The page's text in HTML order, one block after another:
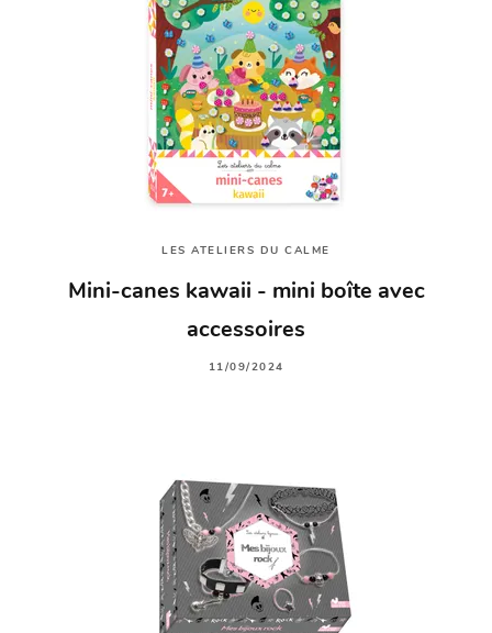
LES ATELIERS DU CALME
Mini-canes kawaii - mini boîte avec
accessoires
11/09/2024